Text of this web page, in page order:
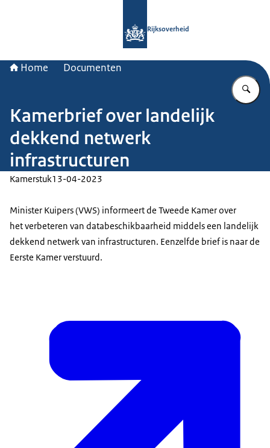
Rijksoverheid
Home Documenten
Kamerbrief over landelijk
dekkend netwerk
infrastructuren
Kamerstuk13-04-2023
Minister Kuipers (VWS) informeert de Tweede Kamer over
het verbeteren van databeschikbaarheid middels een landelijk
dekkend netwerk van infrastructuren. Eenzelfde brief is naar de
Eerste Kamer verstuurd.